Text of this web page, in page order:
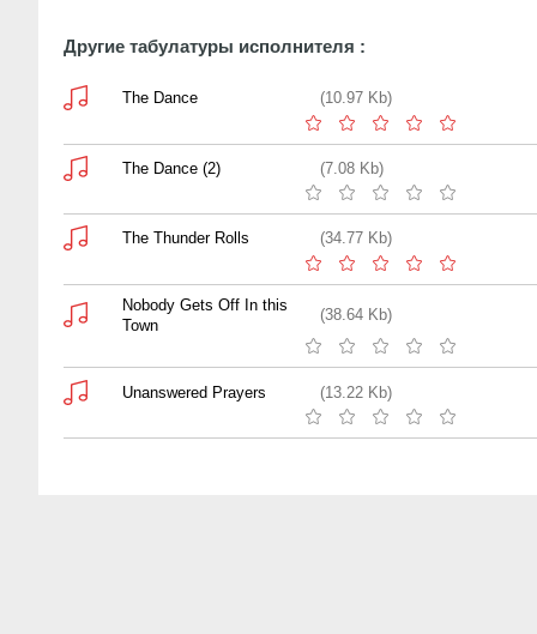
Другие табулатуры исполнителя :
The Dance (10.97 Kb)
The Dance (2) (7.08 Kb)
The Thunder Rolls (34.77 Kb)
Nobody Gets Off In this
Town
(38.64 Kb)
Unanswered Prayers (13.22 Kb)